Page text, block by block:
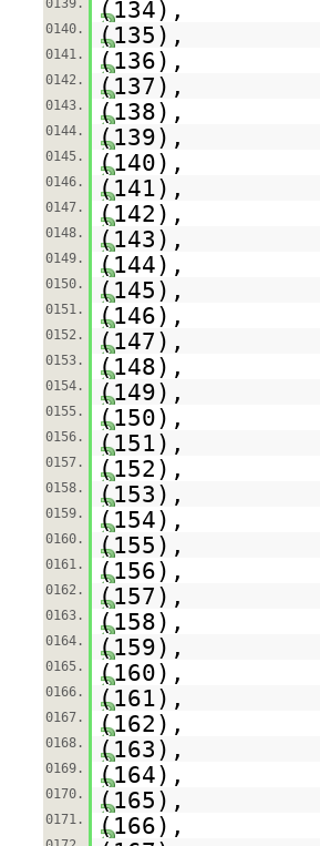
0139. (134),
0140. (135),
0141. (136),
0142. (137),
0143. (138),
0144. (139),
0145. (140),
0146. (141),
0147. (142),
0148. (143),
0149. (144),
0150. (145),
0151. (146),
0152. (147),
0153. (148),
0154. (149),
0155. (150),
0156. (151),
0157. (152),
0158. (153),
0159. (154),
0160. (155),
0161. (156),
0162. (157),
0163. (158),
0164. (159),
0165. (160),
0166. (161),
0167. (162),
0168. (163),
0169. (164),
0170. (165),
0171. (166),